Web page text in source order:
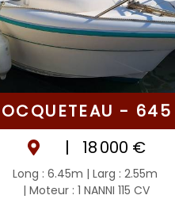
OCQUETEAU - 645
|
18 000 €
Long : 6.45m | Larg : 2.55m
| Moteur : 1 NANNI 115 CV